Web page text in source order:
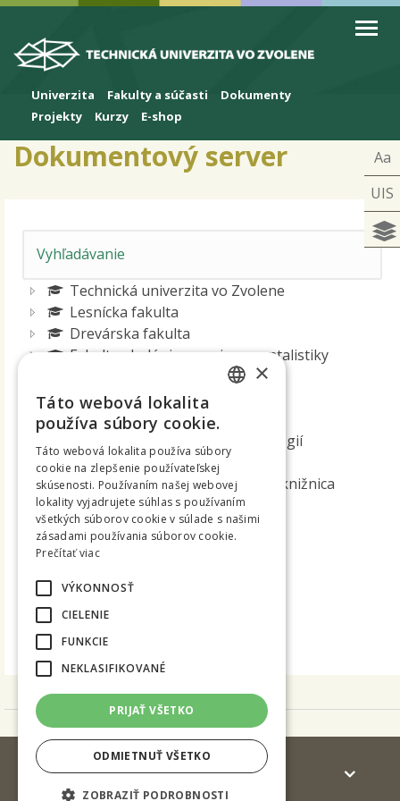
Skip to cookies
Skip to navigation
Skočiť na hlavný obsah
Univerzita Fakulty a súčasti
Dokumenty
Projekty
Kurzy E-shop
Aa
UIS
Dokumentový server
Technická univerzita vo Zvolene
Lesnícka fakulta
Drevárska fakulta
Fakulta ekológie a environmentalistiky
Arborétum Borová hora
Centrum ďalšieho vzdelávania
Centrum informačných technológií
Dokumenty TUZVO
Slovenská lesnícka a drevárska knižnica
Študentský domov a jedáleň
Univerzita tretieho veku
Ústav cudzích jazykov
Vydavateľstvo
Vysokoškolský lesnícky podnik
Vývojové dielne a laboratóriá
Uchádzači
×
Táto webová lokalita
používa súbory cookie.
Táto webová lokalita používa súbory
cookie na zlepšenie používateľskej
skúsenosti. Používaním našej webovej
lokality vyjadrujete súhlas s používaním
všetkých súborov cookie v súlade s našimi
zásadami používania súborov cookie.
Prečítať viac
VÝKONNOSŤ
CIELENIE
FUNKCIE
NEKLASIFIKOVANÉ
PRIJAŤ VŠETKO
ODMIETNUŤ VŠETKO
ZOBRAZIŤ PODROBNOSTI